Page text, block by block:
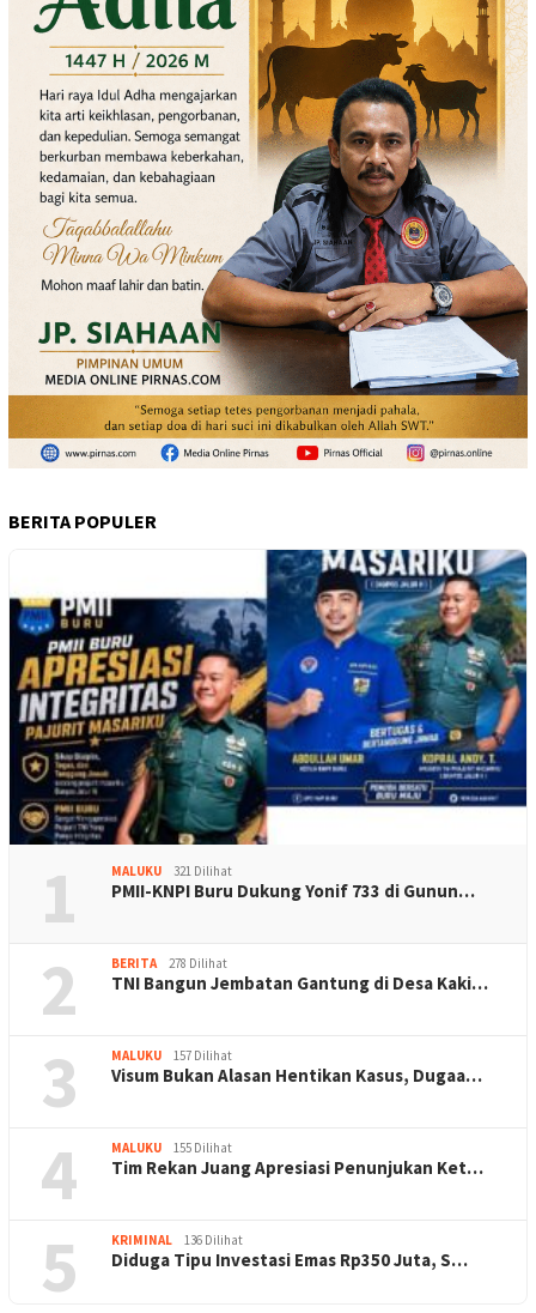
BERITA POPULER
1 MALUKU 321 Dilihat
PMII-KNPI Buru Dukung Yonif 733 di Gunun…
2 BERITA 278 Dilihat
TNI Bangun Jembatan Gantung di Desa Kaki…
3 MALUKU 157 Dilihat
Visum Bukan Alasan Hentikan Kasus, Dugaa…
4 MALUKU 155 Dilihat
Tim Rekan Juang Apresiasi Penunjukan Ket…
5 KRIMINAL 136 Dilihat
Diduga Tipu Investasi Emas Rp350 Juta, S…